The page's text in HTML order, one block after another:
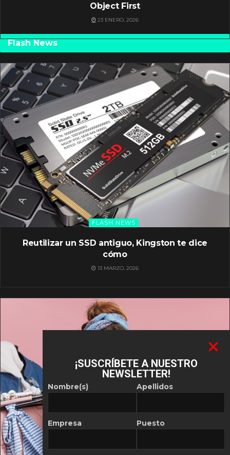
Object First
23 ENERO, 2026
Flash News
FLASH NEWS
Reutilizar un SSD antiguo, Kingston te dice
cómo
13 MARZO, 2026
¡SUSCRÍBETE A NUESTRO
NEWSLETTER!
Nombre(s)
Empresa
Apellidos
Puesto